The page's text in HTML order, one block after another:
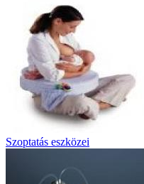
Szoptatás eszközei